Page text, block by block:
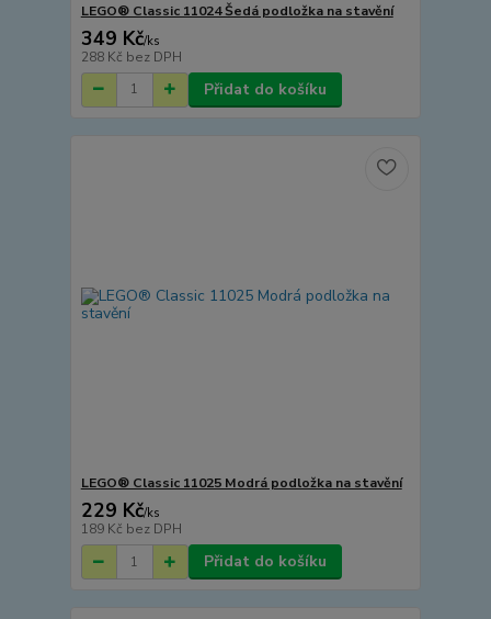
LEGO® Classic 11024 Šedá podložka na stavění
349 Kč/ks
288 Kč bez DPH
Přidat do košíku
LEGO® Classic 11025 Modrá podložka na stavění
229 Kč/ks
189 Kč bez DPH
Přidat do košíku